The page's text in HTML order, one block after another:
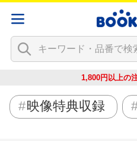
1,800円以上の
映像特典収録